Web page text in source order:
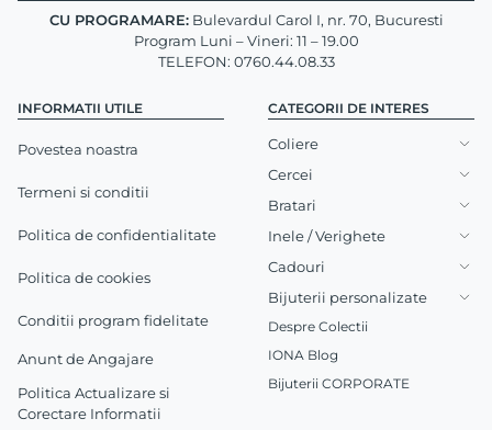
INFORMATII UTILE
Povestea noastra
Termeni si conditii
Politica de confidentialitate
Politica de cookies
Conditii program fidelitate
Anunt de Angajare
Politica Actualizare si
Corectare Informatii
CU PROGRAMARE:Bulevardul Carol I, nr. 70, Bucuresti
Program Luni – Vineri: 11 – 19.00
TELEFON: 0760.44.08.33
CATEGORII DE INTERES
Coliere
Cercei
Bratari
Inele / Verighete
Cadouri
Bijuterii personalizate
Despre Colectii
IONA Blog
Bijuterii CORPORATE